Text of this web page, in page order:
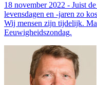
18 november 2022 - Juist
levensdagen en -jaren zo
Wij mensen zijn tijdelijk.
Eeuwigheidszondag.